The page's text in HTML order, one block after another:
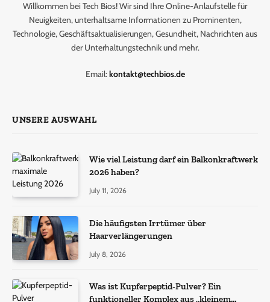
Willkommen bei Tech Bios! Wir sind Ihre Online-Anlaufstelle für
Neuigkeiten, unterhaltsame Informationen zu Prominenten,
Technologie, Geschäftsaktualisierungen, Gesundheit, Nachrichten aus
der Unterhaltungstechnik und mehr.
Email: kontakt@techbios.de
UNSERE AUSWAHL
Wie viel Leistung darf ein Balkonkraftwerk
2026 haben?
July 11, 2026
Die häufigsten Irrtümer über
Haarverlängerungen
July 8, 2026
Was ist Kupferpeptid-Pulver? Ein
funktioneller Komplex aus „kleinem